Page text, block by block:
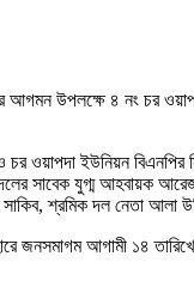
আগমন উপলক্ষে ৪ নং চর
চর ওয়াপদা ইউনিয়ন
সাবেক যুগ্ম আহবায়ক
শ্রমিক দল নেতা আলা
জনসমাগম আগামী ১৪